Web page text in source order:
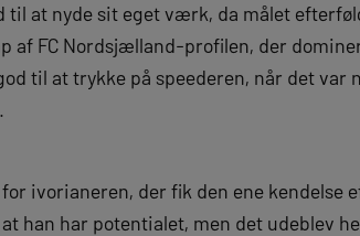
til at nyde sit eget værk, da målet
af FC Nordsjælland-profilen, der
til at trykke på speederen, når det
ivorianeren, der fik den ene kendelse
han har potentialet, men det udeblev